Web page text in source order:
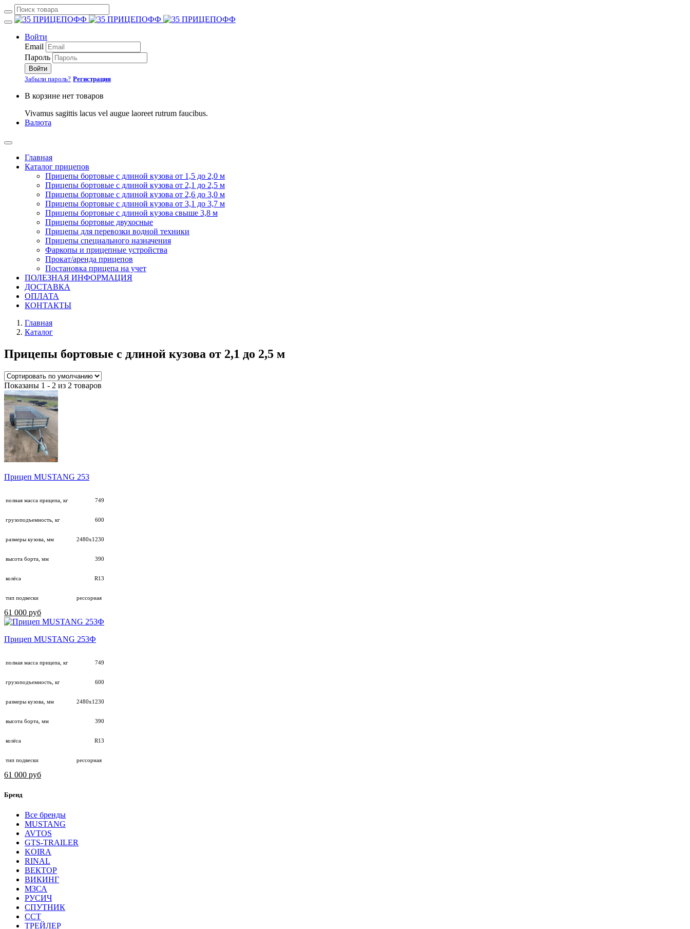
Войти
Email
Пароль
Войти
Забыли пароль? Регистрация
В корзине нет товаров
Vivamus sagittis lacus vel augue laoreet rutrum faucibus.
Валюта
Главная
Каталог прицепов
Прицепы бортовые с длиной кузова от 1,5 до 2,0 м
Прицепы бортовые с длиной кузова от 2,1 до 2,5 м
Прицепы бортовые с длиной кузова от 2,6 до 3,0 м
Прицепы бортовые с длиной кузова от 3,1 до 3,7 м
Прицепы бортовые с длиной кузова свыше 3,8 м
Прицепы бортовые двухосные
Прицепы для перевозки водной техники
Прицепы специального назначения
Фаркопы и прицепные устройства
Прокат/аренда прицепов
Постановка прицепа на учет
ПОЛЕЗНАЯ ИНФОРМАЦИЯ
ДОСТАВКА
ОПЛАТА
КОНТАКТЫ
Главная
Каталог
Прицепы бортовые с длиной кузова от 2,1 до 2,5 м
Показаны 1 - 2 из 2 товаров
Прицеп MUSTANG 253
полная масса прицепа, кг 749
грузоподъемность, кг 600
размеры кузова, мм 2480х1230
высота борта, мм 390
колёса R13
тип подвески рессорная
61 000 руб
Прицеп MUSTANG 253Ф
полная масса прицепа, кг 749
грузоподъемность, кг 600
размеры кузова, мм 2480х1230
высота борта, мм 390
колёса R13
тип подвески рессорная
61 000 руб
Бренд
Все бренды
MUSTANG
AVTOS
GTS-TRAILER
KOIRA
RINAL
ВЕКТОР
ВИКИНГ
МЗСА
РУСИЧ
СПУТНИК
ССТ
ТРЕЙЛЕР